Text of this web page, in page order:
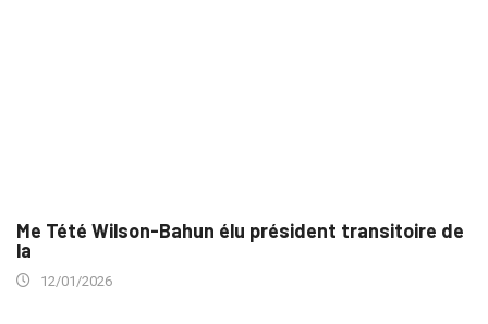
Me Tété Wilson-Bahun élu président transitoire de
la
12/01/2026